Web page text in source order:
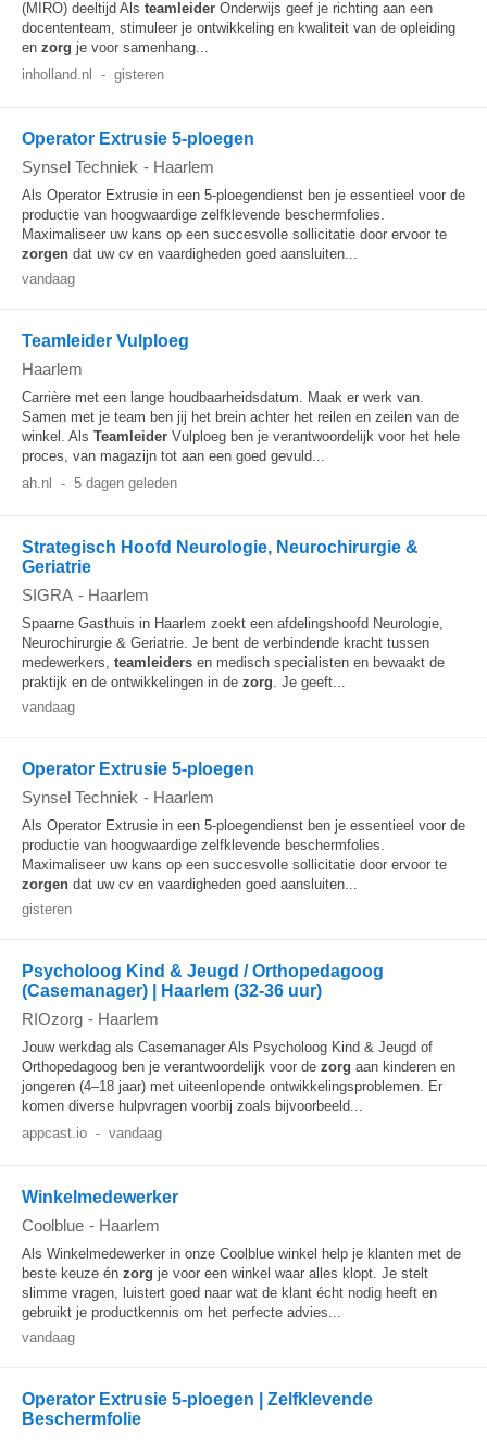
(MIRO) deeltijd Als teamleider Onderwijs geef je richting aan een
docententeam, stimuleer je ontwikkeling en kwaliteit van de opleiding
en zorg je voor samenhang...
inholland.nl
- gisteren
Operator Extrusie 5-ploegen
Synsel Techniek - Haarlem
Als Operator Extrusie in een 5-ploegendienst ben je essentieel voor de
productie van hoogwaardige zelfklevende beschermfolies.
Maximaliseer uw kans op een succesvolle sollicitatie door ervoor te
zorgen dat uw cv en vaardigheden goed aansluiten...
vandaag
Teamleider Vulploeg
Haarlem
Carrière met een lange houdbaarheidsdatum. Maak er werk van.
Samen met je team ben jij het brein achter het reilen en zeilen van de
winkel. Als Teamleider Vulploeg ben je verantwoordelijk voor het hele
proces, van magazijn tot aan een goed gevuld...
ah.nl
- 5 dagen geleden
Strategisch Hoofd Neurologie, Neurochirurgie &
Geriatrie
SIGRA - Haarlem
Spaarne Gasthuis in Haarlem zoekt een afdelingshoofd Neurologie,
Neurochirurgie & Geriatrie. Je bent de verbindende kracht tussen
medewerkers, teamleiders en medisch specialisten en bewaakt de
praktijk en de ontwikkelingen in de zorg. Je geeft...
vandaag
Operator Extrusie 5-ploegen
Synsel Techniek - Haarlem
Als Operator Extrusie in een 5-ploegendienst ben je essentieel voor de
productie van hoogwaardige zelfklevende beschermfolies.
Maximaliseer uw kans op een succesvolle sollicitatie door ervoor te
zorgen dat uw cv en vaardigheden goed aansluiten...
gisteren
Psycholoog Kind & Jeugd / Orthopedagoog
(Casemanager) | Haarlem (32-36 uur)
RIOzorg - Haarlem
Jouw werkdag als Casemanager Als Psycholoog Kind & Jeugd of
Orthopedagoog ben je verantwoordelijk voor de zorg aan kinderen en
jongeren (4–18 jaar) met uiteenlopende ontwikkelingsproblemen. Er
komen diverse hulpvragen voorbij zoals bijvoorbeeld...
appcast.io - vandaag
Winkelmedewerker
Coolblue - Haarlem
Als Winkelmedewerker in onze Coolblue winkel help je klanten met de
beste keuze én zorg je voor een winkel waar alles klopt. Je stelt
slimme vragen, luistert goed naar wat de klant écht nodig heeft en
gebruikt je productkennis om het perfecte advies...
vandaag
Operator Extrusie 5-ploegen | Zelfklevende
Beschermfolie